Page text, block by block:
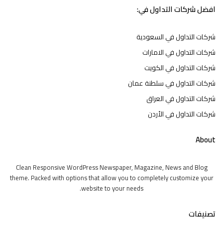
افضل شركات التداول في:
شركات التداول في السعودية
شركات التداول في الامارات
شركات التداول في الكويت
شركات التداول في سلطنة عمان
شركات التداول في العراق
شركات التداول في الأردن
About
Clean Responsive WordPress Newspaper, Magazine, News and Blog
theme. Packed with options that allow you to completely customize your
website to your needs.
تصنيفات